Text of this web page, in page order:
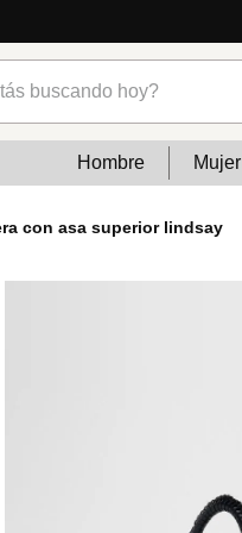
Hombre Mujer
con asa superior lindsay